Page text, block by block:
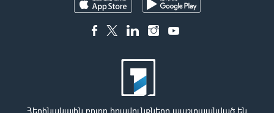
Հեղինակային բոլոր իրավունքները պաշտպանված են